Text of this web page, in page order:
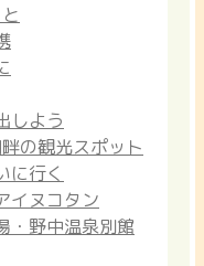
しよう
の観光スポット
に行く
イヌコタン
・野中温泉別館